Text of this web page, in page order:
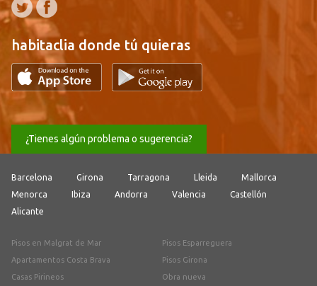
habitaclia donde tú quieras
¿Tienes algún problema o sugerencia?
Barcelona Girona Tarragona Lleida
Mallorca
Menorca
Ibiza Andorra Valencia
Castellón
Alicante
Pisos en Malgrat de Mar
Apartamentos Costa Brava
Casas Pirineos
Pisos Esparreguera
Pisos Girona
Obra nueva